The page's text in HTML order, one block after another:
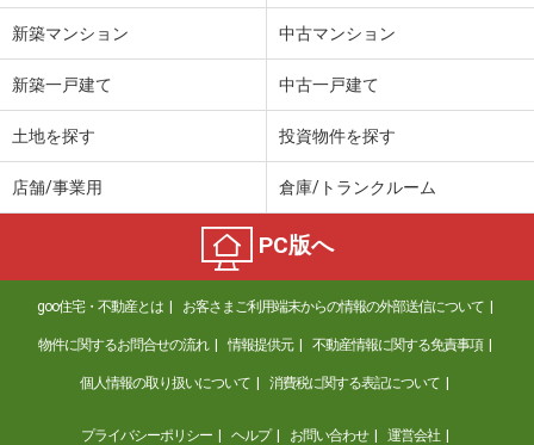
新築マンション 中古マンション
新築一戸建て 中古一戸建て
土地を探す 投資物件を探す
店舗/事業用 倉庫/トランクルーム
PC版へ
goo住宅・不動産とは お客さまご利用端末からの情報の外部送信について
物件に関するお問合せの流れ 情報提供元 不動産情報に関する免責事項
個人情報の取り扱いについて 消費税に関する表記について
プライバシーポリシー ヘルプ お問い合わせ 運営会社